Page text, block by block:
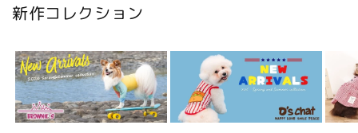
新作コレクション